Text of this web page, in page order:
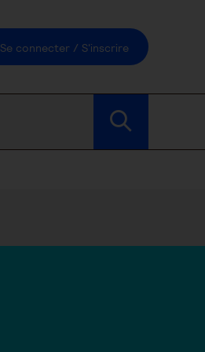
Se connecter / S'inscrire